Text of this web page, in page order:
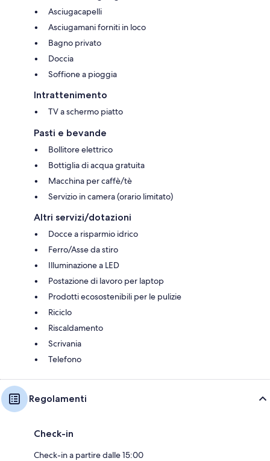
Asciugacapelli
Asciugamani forniti in loco
Bagno privato
Doccia
Soffione a pioggia
Intrattenimento
TV a schermo piatto
Pasti e bevande
Bollitore elettrico
Bottiglia di acqua gratuita
Macchina per caffè/tè
Servizio in camera (orario limitato)
Altri servizi/dotazioni
Docce a risparmio idrico
Ferro/Asse da stiro
Illuminazione a LED
Postazione di lavoro per laptop
Prodotti ecosostenibili per le pulizie
Riciclo
Riscaldamento
Scrivania
Telefono
Regolamenti
Check-in
Check-in a partire dalle 15:00